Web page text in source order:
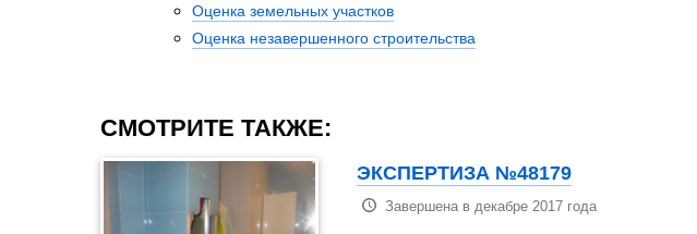
Оценка земельных участков
Оценка незавершенного строительства
СМОТРИТЕ ТАКЖЕ:
ЭКСПЕРТИЗА №48179
Завершена в декабре 2017 года